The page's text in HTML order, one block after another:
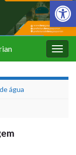
Barra de
água